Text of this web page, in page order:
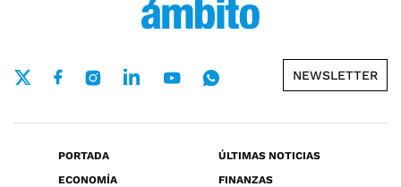
NEWSLETTER
PORTADA
ÚLTIMAS NOTICIAS
ECONOMÍA
FINANZAS